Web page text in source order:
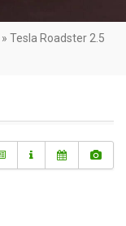
» Tesla Roadster 2.5